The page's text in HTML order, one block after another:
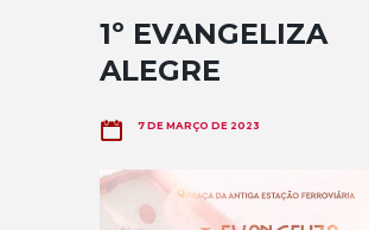
1º EVANGELIZA
ALEGRE
7 DE MARÇO DE 2023